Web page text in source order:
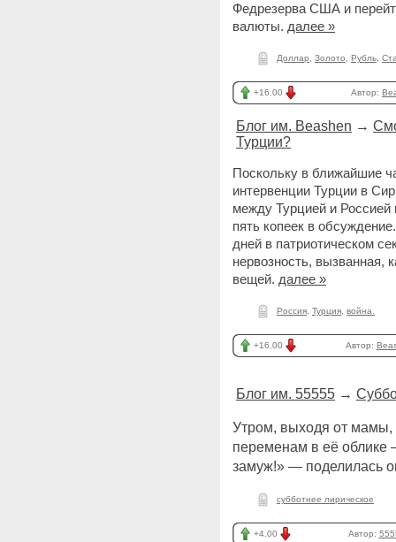
Федрезерва США и
валюты. далее »
Доллар Золото Рубль
+16.00 Автор:
Блог им. Beashen →
Турции?
Поскольку в ближайшие
интервенции Турции в
между Турцией и Россией
пять копеек в
дней в патриотическом
нервозность, вызванная,
вещей. далее »
Россия Турция война.
+16.00 Автор:
Блог им. 55555 →
Утром, выходя от мамы,
переменам в её облике
замуж!» — поделилась
субботнее лирическое
+4.00 Автор: